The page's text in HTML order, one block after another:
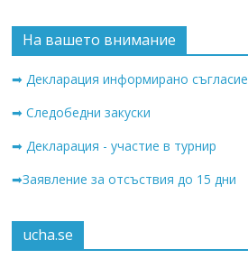
На вашето внимание
➡ Декларация информирано съгласие
➡ Следобедни закуски
➡ Декларация - участие в турнир
➡Заявление за отсъствия до 15 дни
ucha.se